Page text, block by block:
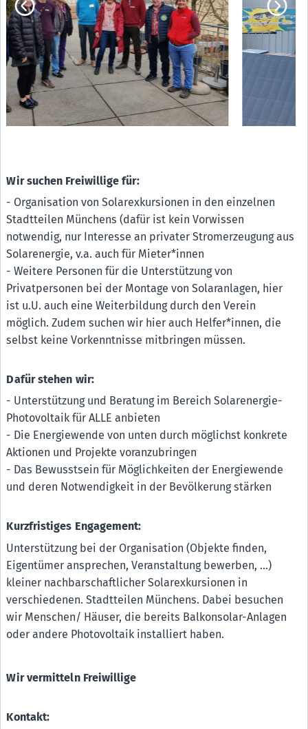
Wir suchen Freiwillige für:
- Organisation von Solarexkursionen in den einzelnen
Stadtteilen Münchens (dafür ist kein Vorwissen
notwendig, nur Interesse an privater Stromerzeugung aus
Solarenergie, v.a. auch für Mieter*innen
- Weitere Personen für die Unterstützung von
Privatpersonen bei der Montage von Solaranlagen, hier
ist u.U. auch eine Weiterbildung durch den Verein
möglich. Zudem suchen wir hier auch Helfer*innen, die
selbst keine Vorkenntnisse mitbringen müssen.
Dafür stehen wir:
- Unterstützung und Beratung im Bereich Solarenergie-
Photovoltaik für ALLE anbieten
- Die Energiewende von unten durch möglichst konkrete
Aktionen und Projekte voranzubringen
- Das Bewusstsein für Möglichkeiten der Energiewende
und deren Notwendigkeit in der Bevölkerung stärken
Kurzfristiges Engagement:
Unterstützung bei der Organisation (Objekte finden,
Eigentümer ansprechen, Veranstaltung bewerben, ...)
kleiner nachbarschaftlicher Solarexkursionen in
verschiedenen. Stadtteilen Münchens. Dabei besuchen
wir Menschen/ Häuser, die bereits Balkonsolar-Anlagen
oder andere Photovoltaik installiert haben.
Wir vermitteln Freiwillige
Kontakt: